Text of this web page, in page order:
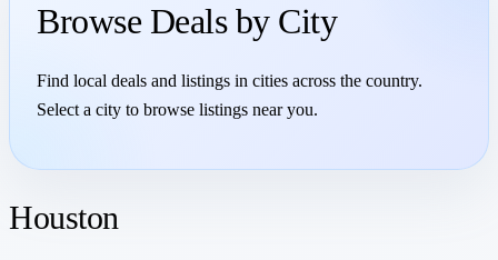
Browse Deals by City
Find local deals and listings in cities across the country.
Select a city to browse listings near you.
Houston